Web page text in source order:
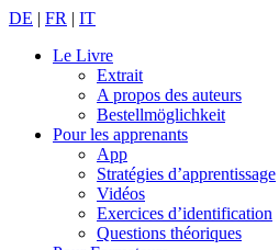
DE | FR | IT
Le Livre
Extrait
A propos des auteurs
Bestellmöglichkeit
Pour les apprenants
App
Stratégies d’apprentissage
Vidéos
Exercices d’identification
Questions théoriques